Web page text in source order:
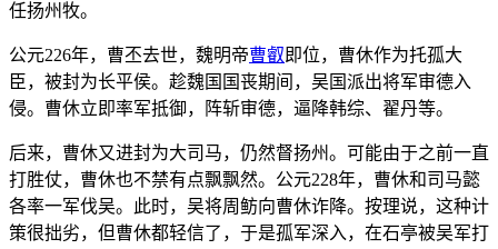
任扬州牧。
公元226年，曹丕去世，魏明帝曹叡 即位，曹休作为托孤大
臣，被封为长平侯。趁魏国国丧期间，吴国派出将军审德入
侵。曹休立即率军抵御，阵斩审德，逼降韩综、翟丹等。
后来，曹休又进封为大司马，仍然督扬州。可能由于之前一直
打胜仗，曹休也不禁有点飘飘然。公元228年，曹休和司马懿
各率一军伐吴。此时，吴将周鲂向曹休诈降。按理说，这种计
策很拙劣，但曹休都轻信了，于是孤军深入，在石亭被吴军打